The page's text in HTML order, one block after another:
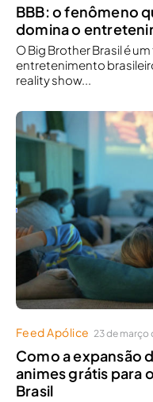
BBB: o fenômeno
domina o
O Big Brother Brasil é
entretenimento
reality show...
Feed Apólice 23 de março
Como a expansão
animes grátis para
Brasil